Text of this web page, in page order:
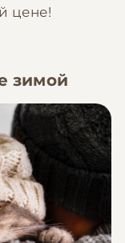
цене!
зимой